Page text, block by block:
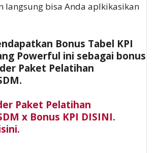
langsung bisa Anda aplkikasikan
Bonus Tabel KPI
Powerful ini sebagai bonus
Paket Pelatihan
Paket Pelatihan
x Bonus KPI DISINI.